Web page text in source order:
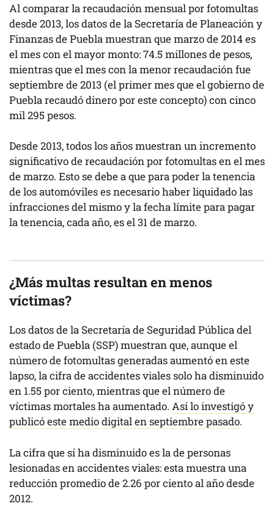
Al comparar la recaudación mensual por fotomultas
desde 2013, los datos de la Secretaría de Planeación y
Finanzas de Puebla muestran que marzo de 2014 es
el mes con el mayor monto: 74.5 millones de pesos,
mientras que el mes con la menor recaudación fue
septiembre de 2013 (el primer mes que el gobierno de
Puebla recaudó dinero por este concepto) con cinco
mil 295 pesos.
Desde 2013, todos los años muestran un incremento
significativo de recaudación por fotomultas en el mes
de marzo. Esto se debe a que para poder la tenencia
de los automóviles es necesario haber liquidado las
infracciones del mismo y la fecha límite para pagar
la tenencia, cada año, es el 31 de marzo.
¿Más multas resultan en menos
víctimas?
Los datos de la Secretaría de Seguridad Pública del
estado de Puebla (SSP) muestran que, aunque el
número de fotomultas generadas aumentó en este
lapso, la cifra de accidentes viales solo ha disminuido
en 1.55 por ciento, mientras que el número de
víctimas mortales ha aumentado. Así lo investigó y
publicó este medio digital en septiembre pasado.
La cifra que sí ha disminuido es la de personas
lesionadas en accidentes viales: esta muestra una
reducción promedio de 2.26 por ciento al año desde
2012.